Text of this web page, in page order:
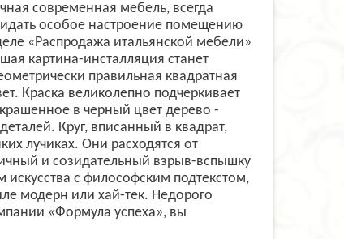
современная мебель, всегда
особое настроение помещению
«Распродажа итальянской мебели»
картина-инсталляция станет
правильная квадратная
Краска великолепно подчеркивает
в черный цвет дерево -
Круг, вписанный в квадрат,
лучиках. Они расходятся от
и созидательный взрыв-вспышку
с философским подтекстом,
модерн или хай-тек. Недорого
«Формула успеха», вы